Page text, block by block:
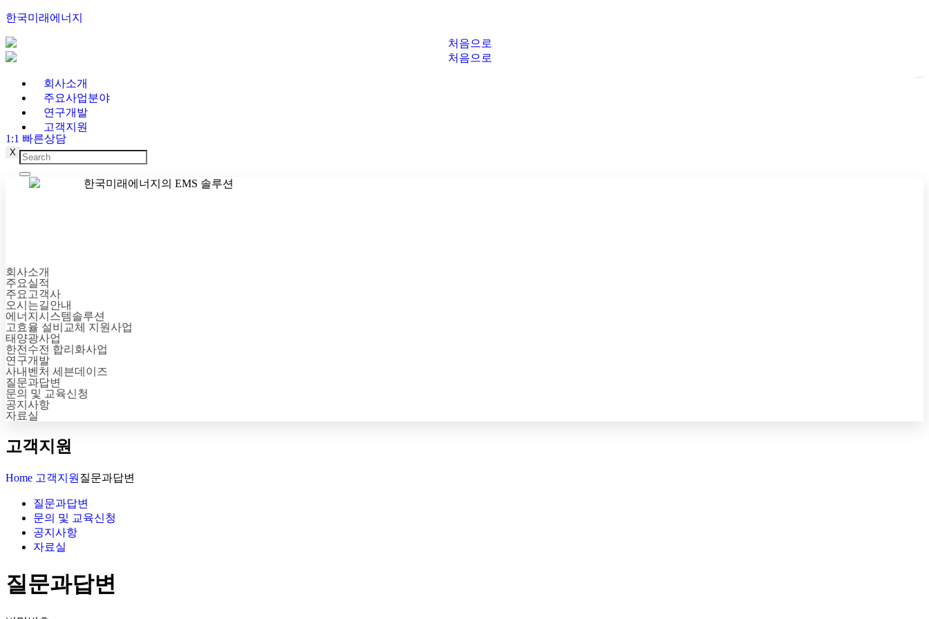
한국미래에너지
회사소개
주요사업분야
연구개발
고객지원
X
1:1 빠른상담
회사소개
주요실적
주요고객사
오시는길안내
에너지시스템솔루션
고효율 설비교체 지원사업
태양광사업
한전수전 합리화사업
연구개발
사내벤처 세븐데이즈
질문과답변
문의 및 교육신청
공지사항
자료실
고객지원
Home 고객지원 질문과답변
질문과답변
문의 및 교육신청
공지사항
자료실
질문과답변